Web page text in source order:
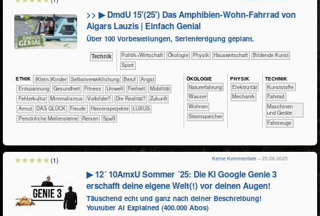
>> ▶ DmdU 15′(25′) Das Amphibien-Wohn-Fahrrad von
Aigars Lauzis | Einfach Genial
Über 100 Vorbestellungen, Serienfertigung geplant.
​Technik ​​​​​​​​​Politik+​Wirtschaft ​​​​​​​​Ökologie ​​​​​​​Physik ​Haus­wirtschaft
Bildende Kunst
Sport
ETHIK (Klein-)Kinder ​​​​​​​​​​​​​​​​​​​​​​​​​​​​​​​​​​​​​​​​Selbst­verwirklichung ​​​​​​​​​​​​​​​Beruf
​​​​​​​​​​​​​Angst
​​​​​​​​​​​​​Entspannung
​​​​​​Gesundheit ​​​​​Fitness ​​​​​Umwelt ​​​Freiheit
​​​Mobilität
​​Fehlerkultur
​​Minimalismus ​​Vorbilder? ​Die Realität?
​Zukunft
Armut
DAS GLÜCK Freude Herzensprojekte
LUXUS
Persönliche Meilensteine
Reisen Spaß
ÖKO​LOGIE
​​​​​​​​​​​​​Naturerfahrung
​​​​​​Wasser
​​​​Wohnen
​​​Stromspeicher
PHY​SIK
​​​Elektrizität
​​​Mechanik
TECH​NIK
​​​​​​​​Kunststoffe
​​​​​​​Fahrrad
​​​​Maschinen
und Geräte
​Fahrzeuge
▶ 12´ 10AmxU Sommer ´25: Die KI Google Genie 3
erschafft deine eigene Welt(!) vor deinen Augen!
Täuschend echt und ganz nach deiner Beschreibung!
Youtuber AI Explained (400.000 Abos)
Keine Kommentare – 25.08.2025
(1)